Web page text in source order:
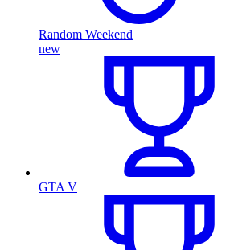
Random Weekend
new
GTA V